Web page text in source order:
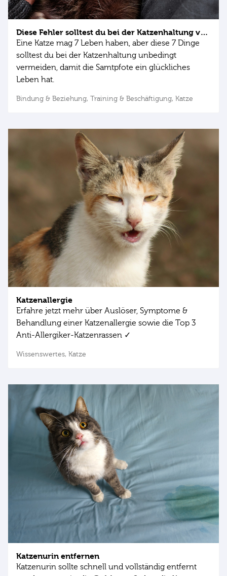
Diese Fehler solltest du bei der Katzenhaltung vermeiden
Eine Katze mag 7 Leben haben, aber diese 7 Dinge
solltest du bei der Katzenhaltung unbedingt
vermeiden, damit die Samtpfote ein glückliches
Leben hat.
Bindung & Beziehung, Training & Beschäftigung, Katze
Katzenallergie
Erfahre jetzt mehr über Auslöser, Symptome &
Behandlung einer Katzenallergie sowie die Top 3
Anti-Allergiker-Katzenrassen ✓
Wissenswertes, Katze
Katzenurin entfernen
Katzenurin sollte schnell und vollständig entfernt